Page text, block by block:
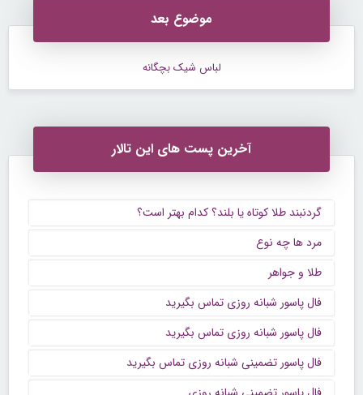
موضوع بعد
لباس شیک بچگانه
آخرین پست های این تالار
گردنبند طلا کوتاه یا بلند؟ کدام بهتر است؟
مرد ها چه نوع
طلا و جواهر
فال پاسور شبانه روزی تماس بگیرید
فال پاسور شبانه روزی تماس بگیرید
فال پاسور تضمینی شبانه روزی تماس بگیرید